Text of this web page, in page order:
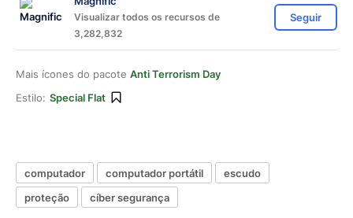
Visualizar todos os recursos de
3,282,832
Seguir
Mais ícones do pacote Anti Terrorism Day
Estilo: Special Flat
computador computador portátil
escudo
proteção
cíber segurança